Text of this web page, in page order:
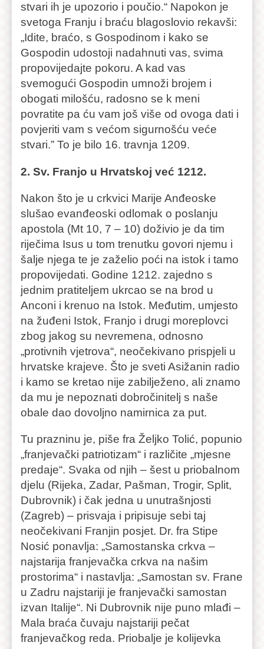
stvari ih je upozorio i poučio.“ Napokon je
svetoga Franju i braću blagoslovio rekavši:
„Idite, braćo, s Gospodinom i kako se
Gospodin udostoji nadahnuti vas, svima
propovijedajte pokoru. A kad vas
svemogući Gospodin umnoži brojem i
obogati milošću, radosno se k meni
povratite pa ću vam još više od ovoga dati i
povjeriti vam s većom sigurnošću veće
stvari.” To je bilo 16. travnja 1209.
2. Sv. Franjo u Hrvatskoj već 1212.
Nakon što je u crkvici Marije Anđeoske
slušao evanđeoski odlomak o poslanju
apostola (Mt 10, 7 – 10) doživio je da tim
riječima Isus u tom trenutku govori njemu i
šalje njega te je zaželio poći na istok i tamo
propovijedati. Godine 1212. zajedno s
jednim pratiteljem ukrcao se na brod u
Anconi i krenuo na Istok. Međutim, umjesto
na žuđeni Istok, Franjo i drugi moreplovci
zbog jakog su nevremena, odnosno
„protivnih vjetrova“, neočekivano prispjeli u
hrvatske krajeve. Što je sveti Asižanin radio
i kamo se kretao nije zabilježeno, ali znamo
da mu je nepoznati dobročinitelj s naše
obale dao dovoljno namirnica za put.
Tu prazninu je, piše fra Željko Tolić, popunio
„franjevački patriotizam“ i različite „mjesne
predaje“. Svaka od njih – šest u priobalnom
djelu (Rijeka, Zadar, Pašman, Trogir, Split,
Dubrovnik) i čak jedna u unutrašnjosti
(Zagreb) – prisvaja i pripisuje sebi taj
neočekivani Franjin posjet. Dr. fra Stipe
Nosić ponavlja: „Samostanska crkva –
najstarija franjevačka crkva na našim
prostorima“ i nastavlja: „Samostan sv. Frane
u Zadru najstariji je franjevački samostan
izvan Italije“. Ni Dubrovnik nije puno mlađi –
Mala braća čuvaju najstariji pečat
franjevačkog reda. Priobalje je kolijevka